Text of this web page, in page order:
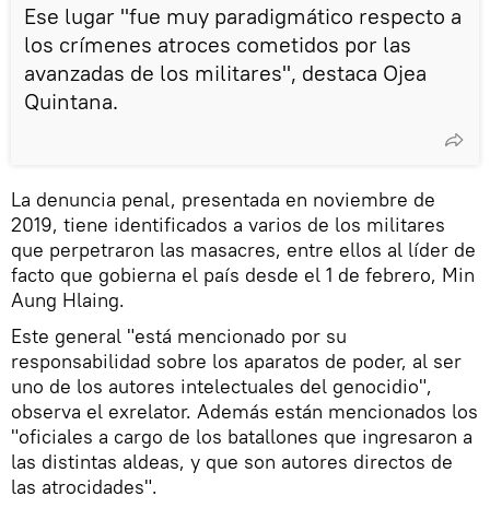
Ese lugar "fue muy paradigmático respecto a
los crímenes atroces cometidos por las
avanzadas de los militares", destaca Ojea
Quintana.
La denuncia penal, presentada en noviembre de
2019, tiene identificados a varios de los militares
que perpetraron las masacres, entre ellos al líder de
facto que gobierna el país desde el 1 de febrero, Min
Aung Hlaing.
Este general "está mencionado por su
responsabilidad sobre los aparatos de poder, al ser
uno de los autores intelectuales del genocidio",
observa el exrelator. Además están mencionados los
"oficiales a cargo de los batallones que ingresaron a
las distintas aldeas, y que son autores directos de
las atrocidades".